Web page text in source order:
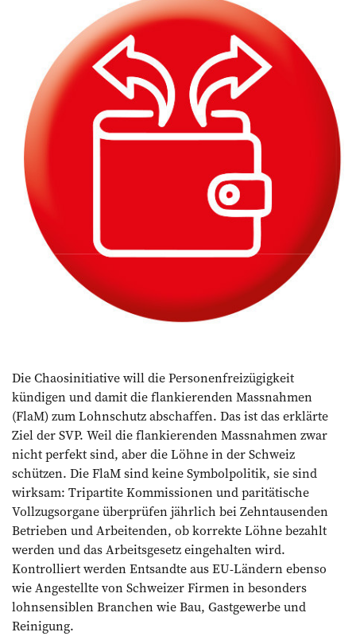
Die Chaosinitiative will die Personenfreizügigkeit
kündigen und damit die flankierenden Massnahmen
(FlaM) zum Lohnschutz abschaffen. Das ist das erklärte
Ziel der SVP. Weil die flankierenden Massnahmen zwar
nicht perfekt sind, aber die Löhne in der Schweiz
schützen. Die FlaM sind keine Symbolpolitik, sie sind
wirksam: Tripartite Kommissionen und paritätische
Vollzugsorgane überprüfen jährlich bei Zehntausenden
Betrieben und Arbeitenden, ob korrekte Löhne bezahlt
werden und das Arbeitsgesetz eingehalten wird.
Kontrolliert werden Entsandte aus EU-Ländern ebenso
wie Angestellte von Schweizer Firmen in besonders
lohnsensiblen Branchen wie Bau, Gastgewerbe und
Reinigung.